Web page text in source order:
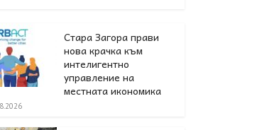
Стара Загора прави
нова крачка към
интелигентно
управление на
местната икономика